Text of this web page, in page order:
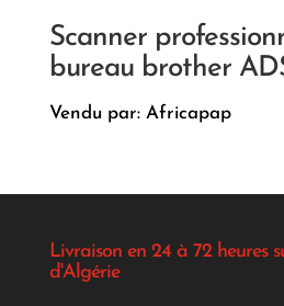
Scanner
bureau brother
Vendu par: Africapap
Livraison en 24 à 72 heures
d'Algérie